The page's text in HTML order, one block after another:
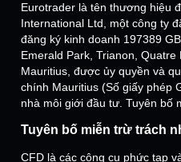
Eurotrader là tên thương hiệu
International Ltd, một công ty
đăng ký kinh doanh 197389
Emerald Park, Trianon,
Mauritius, được ủy quyền và
chính Mauritius (Số giấy phép
nhà môi giới đầu tư. Tuyên bố
Tuyên bố miễn trừ trách
CFD là các công cụ phức tạp